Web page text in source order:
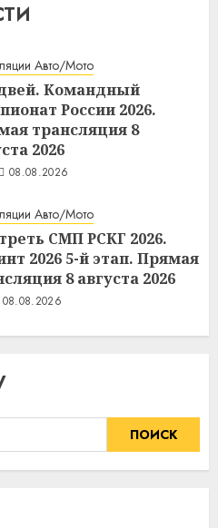
Авто/Мото
Командный
России 2026.
трансляция 8
2026
08.08.2026
Авто/Мото
СМП РСКГ 2026.
2026 5-й этап. Прямая
8 августа 2026
08.08.2026